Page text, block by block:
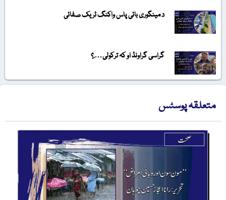
د مینگوری بائی پاس واکنگ ٹریک صفائی
گراسی گراونڈ او کہ ترکولی….؟
متعلقہ پوسٹس